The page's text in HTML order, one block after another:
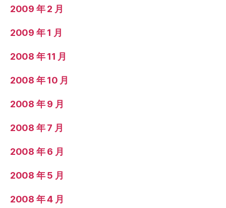
2009 年 2 月
2009 年 1 月
2008 年 11 月
2008 年 10 月
2008 年 9 月
2008 年 7 月
2008 年 6 月
2008 年 5 月
2008 年 4 月